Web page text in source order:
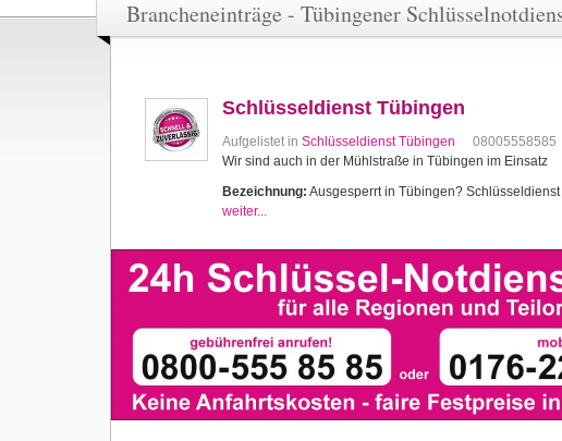
Brancheneinträge - Tübingener
Schlüsseldienst Tübingen
Aufgelistet in Schlüsseldienst Tübingen
08005558585
Wir sind auch in der Mühlstraße in Tübingen im Einsatz
Bezeichnung: Ausgesperrt in Tübingen?
weiter...